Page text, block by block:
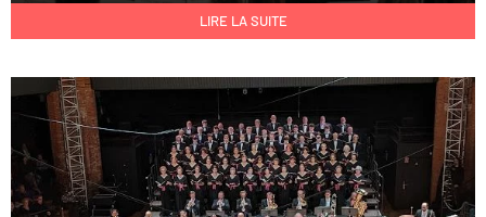
LIRE LA SUITE